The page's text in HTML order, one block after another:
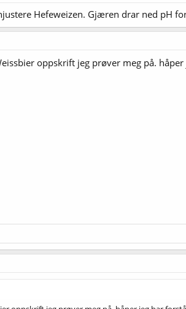
Hefeweizen. Gjæren drar ned pH
oppskrift jeg prøver meg på.